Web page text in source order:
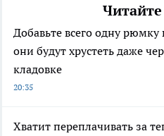
Добавьте всего одну рюмку
они будут хрустеть даже
кладовке
20:35
Хватит переплачивать за